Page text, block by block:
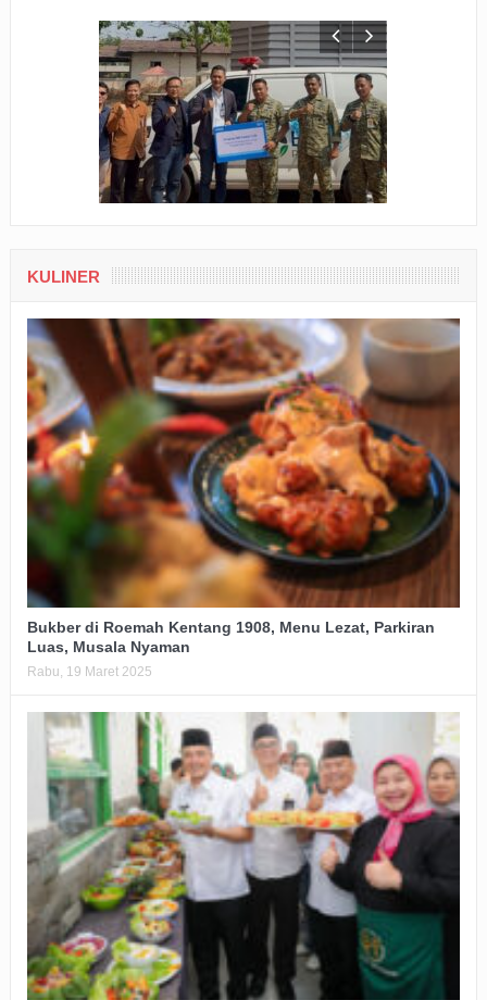
KULINER
Bukber di Roemah Kentang 1908, Menu Lezat, Parkiran
Luas, Musala Nyaman
Rabu, 19 Maret 2025